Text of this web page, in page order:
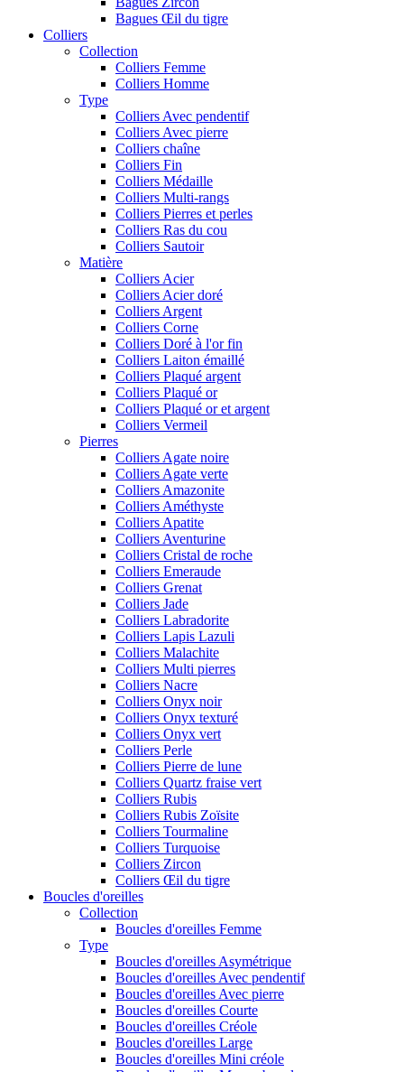
Bagues Œil du tigre
Colliers
Collection
Colliers Femme
Colliers Homme
Type
Colliers Avec pendentif
Colliers Avec pierre
Colliers chaîne
Colliers Fin
Colliers Médaille
Colliers Multi-rangs
Colliers Pierres et perles
Colliers Ras du cou
Colliers Sautoir
Matière
Colliers Acier
Colliers Acier doré
Colliers Argent
Colliers Corne
Colliers Doré à l'or fin
Colliers Laiton émaillé
Colliers Plaqué argent
Colliers Plaqué or
Colliers Plaqué or et argent
Colliers Vermeil
Pierres
Colliers Agate noire
Colliers Agate verte
Colliers Amazonite
Colliers Améthyste
Colliers Apatite
Colliers Aventurine
Colliers Cristal de roche
Colliers Emeraude
Colliers Grenat
Colliers Jade
Colliers Labradorite
Colliers Lapis Lazuli
Colliers Malachite
Colliers Multi pierres
Colliers Nacre
Colliers Onyx noir
Colliers Onyx texturé
Colliers Onyx vert
Colliers Perle
Colliers Pierre de lune
Colliers Quartz fraise vert
Colliers Rubis
Colliers Rubis Zoïsite
Colliers Tourmaline
Colliers Turquoise
Colliers Zircon
Colliers Œil du tigre
Boucles d'oreilles
Collection
Boucles d'oreilles Femme
Type
Boucles d'oreilles Asymétrique
Boucles d'oreilles Avec pendentif
Boucles d'oreilles Avec pierre
Boucles d'oreilles Courte
Boucles d'oreilles Créole
Boucles d'oreilles Large
Boucles d'oreilles Mini créole